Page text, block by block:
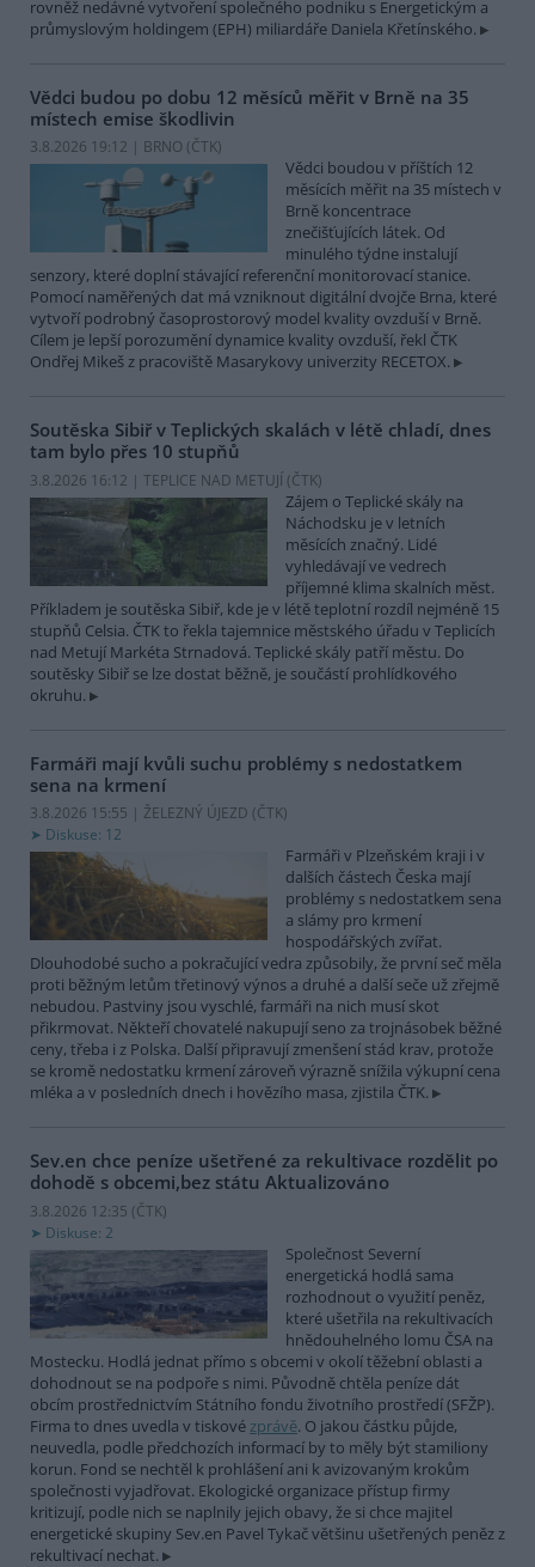
rovněž nedávné vytvoření společného podniku s Energetickým a
průmyslovým holdingem (EPH) miliardáře Daniela Křetínského.
Vědci budou po dobu 12 měsíců měřit v Brně na 35
místech emise škodlivin
3.8.2026 19:12 | BRNO (ČTK)
Vědci boudou v příštích 12
měsících měřit na 35 místech v
Brně koncentrace
znečišťujících látek. Od
minulého týdne instalují
senzory, které doplní stávající referenční monitorovací stanice.
Pomocí naměřených dat má vzniknout digitální dvojče Brna, které
vytvoří podrobný časoprostorový model kvality ovzduší v Brně.
Cílem je lepší porozumění dynamice kvality ovzduší, řekl ČTK
Ondřej Mikeš z pracoviště Masarykovy univerzity RECETOX.
Soutěska Sibiř v Teplických skalách v létě chladí, dnes
tam bylo přes 10 stupňů
3.8.2026 16:12 | TEPLICE NAD METUJÍ (ČTK)
Zájem o Teplické skály na
Náchodsku je v letních
měsících značný. Lidé
vyhledávají ve vedrech
příjemné klima skalních měst.
Příkladem je soutěska Sibiř, kde je v létě teplotní rozdíl nejméně 15
stupňů Celsia. ČTK to řekla tajemnice městského úřadu v Teplicích
nad Metují Markéta Strnadová. Teplické skály patří městu. Do
soutěsky Sibiř se lze dostat běžně, je součástí prohlídkového
okruhu.
Farmáři mají kvůli suchu problémy s nedostatkem
sena na krmení
3.8.2026 15:55 | ŽELEZNÝ ÚJEZD (ČTK)
Diskuse: 12
Farmáři v Plzeňském kraji i v
dalších částech Česka mají
problémy s nedostatkem sena
a slámy pro krmení
hospodářských zvířat.
Dlouhodobé sucho a pokračující vedra způsobily, že první seč měla
proti běžným letům třetinový výnos a druhé a další seče už zřejmě
nebudou. Pastviny jsou vyschlé, farmáři na nich musí skot
přikrmovat. Někteří chovatelé nakupují seno za trojnásobek běžné
ceny, třeba i z Polska. Další připravují zmenšení stád krav, protože
se kromě nedostatku krmení zároveň výrazně snížila výkupní cena
mléka a v posledních dnech i hovězího masa, zjistila ČTK.
Sev.en chce peníze ušetřené za rekultivace rozdělit po
dohodě s obcemi,bez státu Aktualizováno
3.8.2026 12:35 (ČTK)
Diskuse: 2
Společnost Severní
energetická hodlá sama
rozhodnout o využití peněz,
které ušetřila na rekultivacích
hnědouhelného lomu ČSA na
Mostecku. Hodlá jednat přímo s obcemi v okolí těžební oblasti a
dohodnout se na podpoře s nimi. Původně chtěla peníze dát
obcím prostřednictvím Státního fondu životního prostředí (SFŽP).
Firma to dnes uvedla v tiskovézprávě. O jakou částku půjde,
neuvedla, podle předchozích informací by to měly být stamiliony
korun. Fond se nechtěl k prohlášení ani k avizovaným krokům
společnosti vyjadřovat. Ekologické organizace přístup firmy
kritizují, podle nich se naplnily jejich obavy, že si chce majitel
energetické skupiny Sev.en Pavel Tykač většinu ušetřených peněz z
rekultivací nechat.